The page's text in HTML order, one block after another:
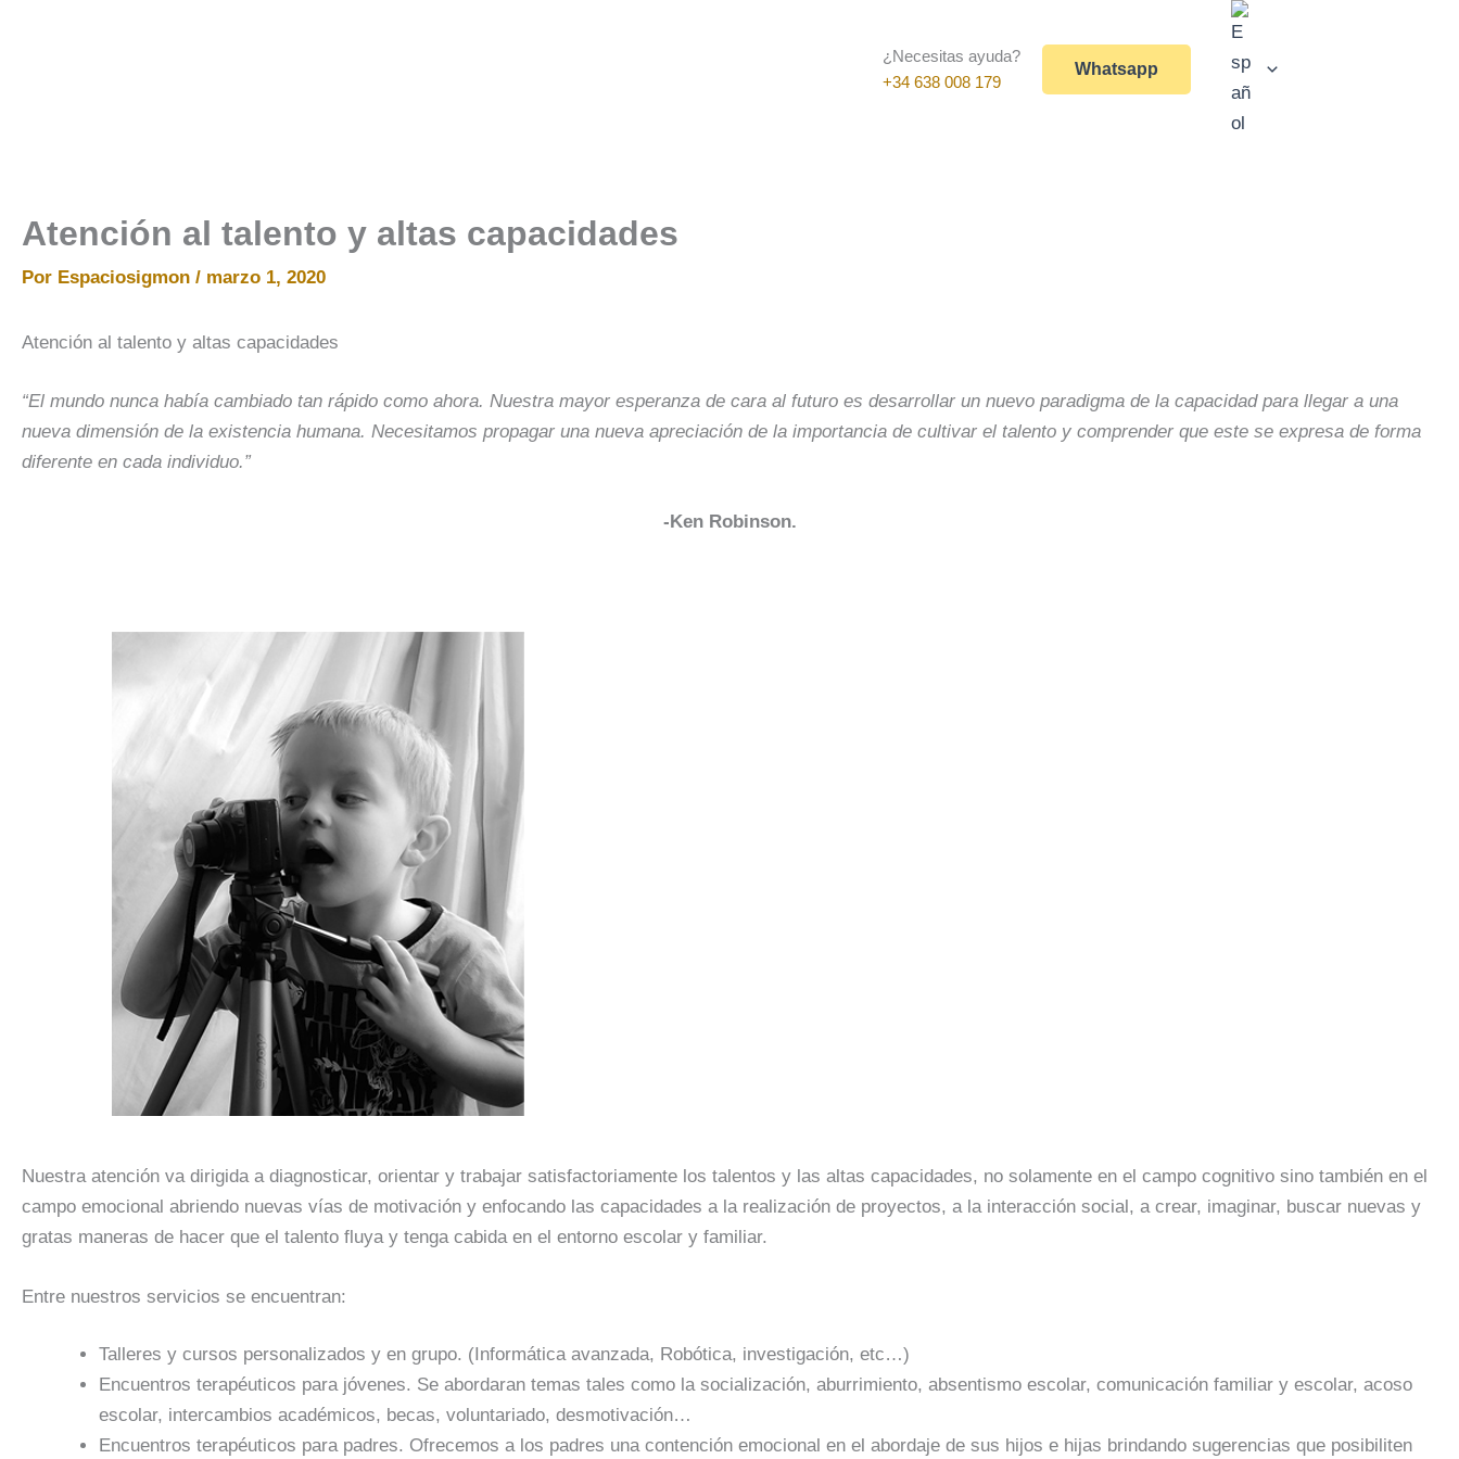
¿Necesitas ayuda?
+34 638 008 179
Whatsapp
Atención al talento y altas capacidades
Por Espaciosigmon / marzo 1, 2020
Atención al talento y altas capacidades
“El mundo nunca había cambiado tan rápido como ahora. Nuestra mayor esperanza de cara al futuro es desarrollar un nuevo paradigma de la capacidad para llegar a una
nueva dimensión de la existencia humana. Necesitamos propagar una nueva apreciación de la importancia de cultivar el talento y comprender que este se expresa de forma
diferente en cada individuo.”
-Ken Robinson.
Nuestra atención va dirigida a diagnosticar, orientar y trabajar satisfactoriamente los talentos y las altas capacidades, no solamente en el campo cognitivo sino también en el
campo emocional abriendo nuevas vías de motivación y enfocando las capacidades a la realización de proyectos, a la interacción social, a crear, imaginar, buscar nuevas y
gratas maneras de hacer que el talento fluya y tenga cabida en el entorno escolar y familiar.
Entre nuestros servicios se encuentran:
Talleres y cursos personalizados y en grupo. (Informática avanzada, Robótica, investigación, etc…)
Encuentros terapéuticos para jóvenes. Se abordaran temas tales como la socialización, aburrimiento, absentismo escolar, comunicación familiar y escolar, acoso
escolar, intercambios académicos, becas, voluntariado, desmotivación…
Encuentros terapéuticos para padres. Ofrecemos a los padres una contención emocional en el abordaje de sus hijos e hijas brindando sugerencias que posibiliten